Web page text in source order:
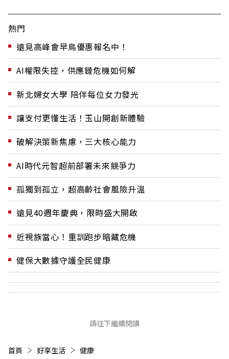
熱門
遠見高峰會早鳥優惠報名中！
AI權限失控，供應鏈危機如何解
新北婦女大學 陪伴每位女力發光
讓支付更懂生活！玉山開創新體驗
破解決策新焦慮，三大核心能力
AI時代元智超前部署未來競爭力
孤獨到孤立，超高齡社會風險升溫
遠見40週年慶典，限時盛大開啟
近視族當心！重訓跑步暗藏危機
健保大數據守護全民健康
請往下繼續閱讀
首頁 好享生活 健康